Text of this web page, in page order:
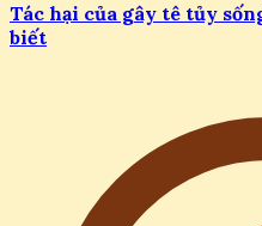
Tác hại của gây tê tủy
biết